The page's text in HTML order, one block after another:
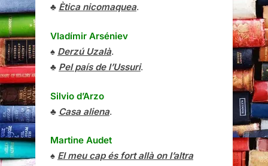
♣ Ètica nicomaquea.
Vladímir Arséniev
♠ Derzú Uzalà.
♣ Pel país de l’Ussuri.
Silvio d’Arzo
♣ Casa aliena.
Martine Audet
♠ El meu cap és fort allà on l’altra